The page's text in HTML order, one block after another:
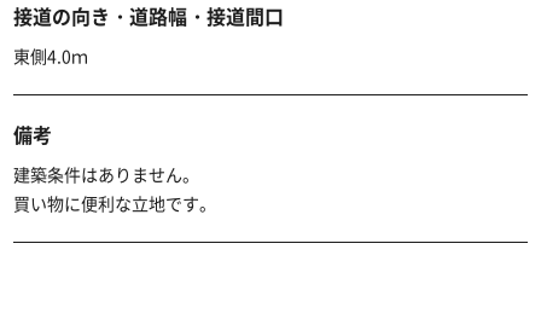
接道の向き・道路幅・接道間口
東側4.0ｍ
備考
建築条件はありません。
買い物に便利な立地です。